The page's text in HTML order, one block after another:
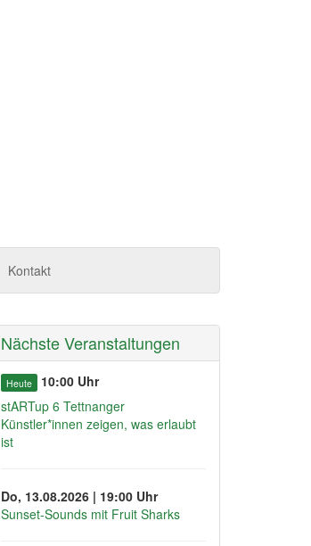
Kontakt
Nächste Veranstaltungen
Heute
10:00 Uhr
stARTup 6 Tettnanger
Künstler*innen zeigen, was erlaubt
ist
Do, 13.08.2026 | 19:00 Uhr
Sunset-Sounds mit Fruit Sharks